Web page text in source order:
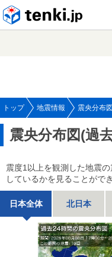
トップ 地震情報 震央分布図
震央分布図(過
震度1以上を観測した地震
しているかを見ることがで
日本全体 北日本